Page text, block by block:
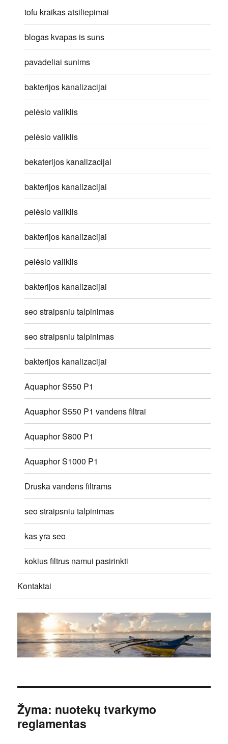
tofu kraikas atsiliepimai
blogas kvapas is suns
pavadeliai sunims
bakterijos kanalizacijai
pelėsio valiklis
pelėsio valiklis
bekaterijos kanalizacijai
bakterijos kanalizacijai
pelėsio valiklis
bakterijos kanalizacijai
pelėsio valiklis
bakterijos kanalizacijai
seo straipsniu talpinimas
seo straipsniu talpinimas
bakterijos kanalizacijai
Aquaphor S550 P1
Aquaphor S550 P1 vandens filtrai
Aquaphor S800 P1
Aquaphor S1000 P1
Druska vandens filtrams
seo straipsniu talpinimas
kas yra seo
kokius filtrus namui pasirinkti
Kontaktai
Žyma: nuotekų tvarkymo
reglamentas